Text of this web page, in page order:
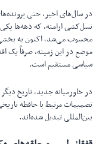
در سال‌های اخیر، حتی
نسل‌کشی ارامنه، که دهه‌ها یکی
محسوب می‌شد، اکنون به بخشی
موضع در این زمینه، صرفاً یک
سیاسی مستقیم است.
در خاورمیانه جدید، تاریخ
تصمیمات مرتبط با حافظه
بین‌المللی تبدیل شده‌اند.